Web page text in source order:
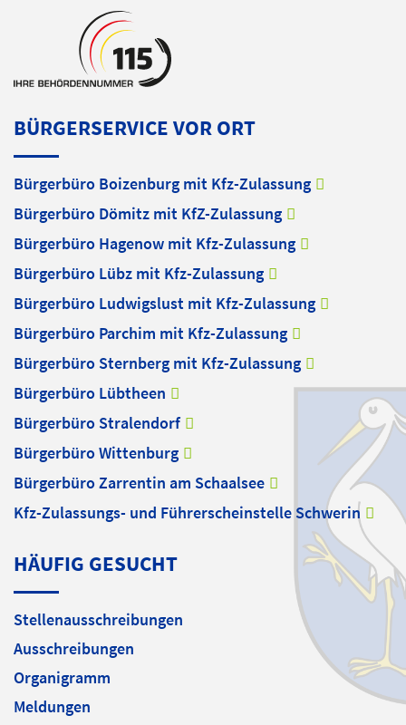
BÜRGERSERVICE VOR ORT
Bürgerbüro Boizenburg mit Kfz-Zulassung
Bürgerbüro Dömitz mit KfZ-Zulassung
Bürgerbüro Hagenow mit Kfz-Zulassung
Bürgerbüro Lübz mit Kfz-Zulassung
Bürgerbüro Ludwigslust mit Kfz-Zulassung
Bürgerbüro Parchim mit Kfz-Zulassung
Bürgerbüro Sternberg mit Kfz-Zulassung
Bürgerbüro Lübtheen
Bürgerbüro Stralendorf
Bürgerbüro Wittenburg
Bürgerbüro Zarrentin am Schaalsee
Kfz-Zulassungs- und Führerscheinstelle Schwerin
HÄUFIG GESUCHT
Stellenausschreibungen
Ausschreibungen
Organigramm
Meldungen